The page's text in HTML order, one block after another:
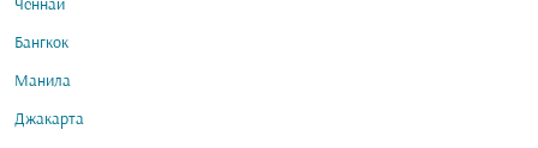
Ченнаи
Бангкок
Манила
Джакарта